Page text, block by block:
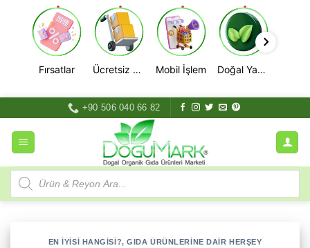
Fırsatlar Ücretsiz Kargo Mobil İşlem Doğal Yaşam
+90 506 040 66 82
Products
search
EN İYISI HANGISI?,GIDA ÜRÜNLERINE DAIR HERŞEY